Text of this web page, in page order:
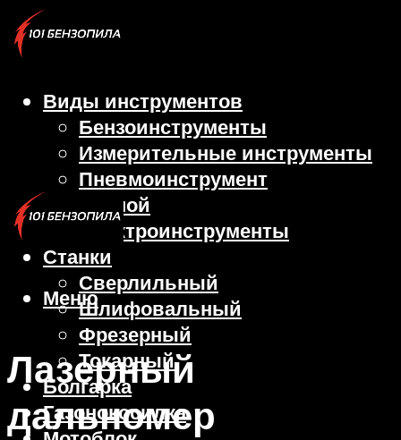
Виды инструментов
Бензоинструменты
Измерительные инструменты
Пневмоинструмент
Ручной
Электроинструменты
Станки
Сверлильный
Шлифовальный
Фрезерный
Токарный
Болгарка
Газонокосилка
Меню
Лазерный
дальномер